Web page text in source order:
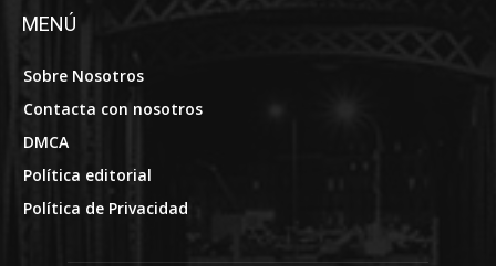
MENÚ
Sobre Nosotros
Contacta con nosotros
DMCA
Política editorial
Política de Privacidad